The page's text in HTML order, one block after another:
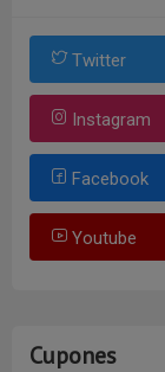
Twitter
Instagram
Facebook
Youtube
Cupones